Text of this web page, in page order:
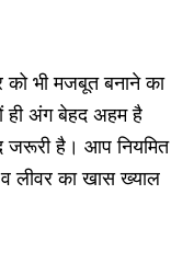
भी मजबूत बनाने का
ही अंग बेहद अहम है
जरूरी है। आप नियमित
लीवर का खास ख्याल